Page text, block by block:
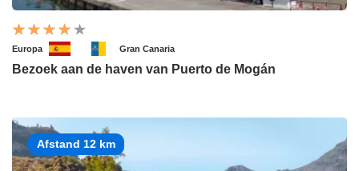
Europa Gran Canaria
Bezoek aan de haven van Puerto de Mogán
Afstand 12 km